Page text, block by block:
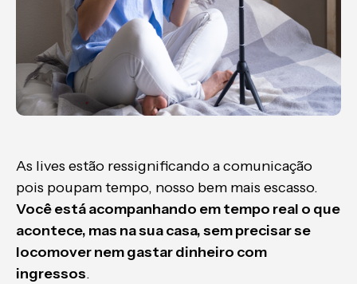
As lives estão ressignificando a comunicação
pois poupam tempo, nosso bem mais escasso.
Você está acompanhando em tempo real o que
acontece, mas na sua casa, sem precisar se
locomover nem gastar dinheiro com
ingressos.